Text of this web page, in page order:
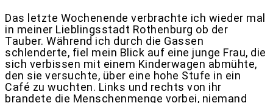
Das letzte Wochenende verbrachte ich wieder mal
in meiner Lieblingsstadt Rothenburg ob der
Tauber. Während ich durch die Gassen
schlenderte, fiel mein Blick auf eine junge Frau, die
sich verbissen mit einem Kinderwagen abmühte,
den sie versuchte, über eine hohe Stufe in ein
Café zu wuchten. Links und rechts von ihr
brandete die Menschenmenge vorbei, niemand